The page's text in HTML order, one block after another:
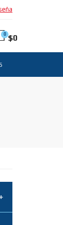
0 $0